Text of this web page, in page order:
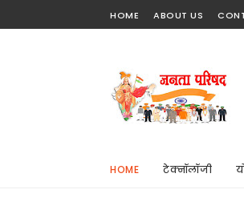
HOME ABOUT US
HOME टेक्नॉलॉजी